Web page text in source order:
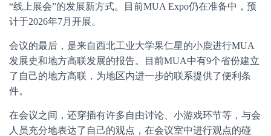
“线上展会”的发展新方式。目前MUA Expo仍在准备中，预
计于2026年7月开展。
会议的最后，是来自西北工业大学果仁星的小鹿进行MUA
发展史和地方高联发展的报告。目前MUA中有9个省份建立
了自己的地方高联，为地区内进一步的联系提供了便利条
件。
在会议之间，还穿插有许多自由讨论、小游戏环节等，与会
人员充分地表达了自己的观点，在会议室中进行观点的碰